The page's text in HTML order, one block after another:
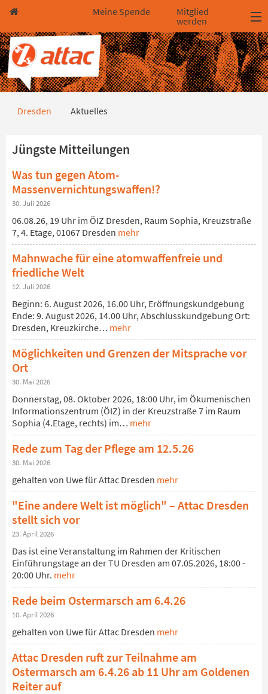
Direkt zum Hauptinhalt springen
Direkt zur Haupt-Navigation springen
Direkt zur Service-Navigation springen
Direkt zur Footer-Navigation springen
Direkt zum Footerinhalt springen
Meine Spende
Mitglied
werden
Aktuelles
Dresden Aktuelles
Jüngste Mitteilungen
Was tun gegen Atom-
Massenvernichtungswaffen!?
30. Juli 2026
06.08.26, 19 Uhr im ÖIZ Dresden, Raum Sophia, Kreuzstraße
7, 4. Etage, 01067 Dresden mehr
Mahnwache für eine atomwaffenfreie und
friedliche Welt
12. Juli 2026
Beginn: 6. August 2026, 16.00 Uhr, Eröffnungskundgebung
Ende: 9. August 2026, 14.00 Uhr, Abschlusskundgebung Ort:
Dresden, Kreuzkirche… mehr
Möglichkeiten und Grenzen der Mitsprache vor
Ort
30. Mai 2026
Donnerstag, 08. Oktober 2026, 18:00 Uhr, im Ökumenischen
Informationszentrum (ÖIZ) in der Kreuzstraße 7 im Raum
Sophia (4.Etage, rechts) im… mehr
Rede zum Tag der Pflege am 12.5.26
30. Mai 2026
gehalten von Uwe für Attac Dresden mehr
"Eine andere Welt ist möglich" – Attac Dresden
stellt sich vor
23. April 2026
Das ist eine Veranstaltung im Rahmen der Kritischen
Einführungstage an der TU Dresden am 07.05.2026, 18:00 -
20:00 Uhr. mehr
Rede beim Ostermarsch am 6.4.26
10. April 2026
gehalten von Uwe für Attac Dresden mehr
Attac Dresden ruft zur Teilnahme am
Ostermarsch am 6.4.26 ab 11 Uhr am Goldenen
Reiter auf